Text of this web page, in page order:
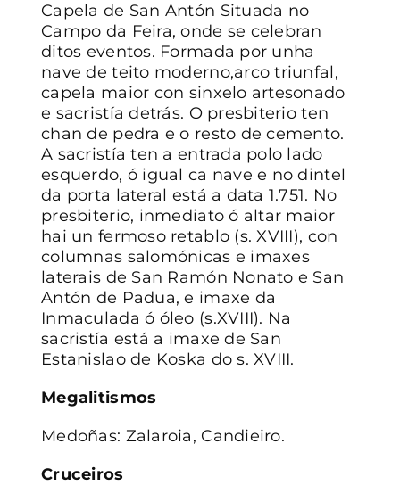
Capela de San Antón Situada no
Campo da Feira, onde se celebran
ditos eventos. Formada por unha
nave de teito moderno,arco triunfal,
capela maior con sinxelo artesonado
e sacristía detrás. O presbiterio ten
chan de pedra e o resto de cemento.
A sacristía ten a entrada polo lado
esquerdo, ó igual ca nave e no dintel
da porta lateral está a data 1.751. No
presbiterio, inmediato ó altar maior
hai un fermoso retablo (s. XVIII), con
columnas salomónicas e imaxes
laterais de San Ramón Nonato e San
Antón de Padua, e imaxe da
Inmaculada ó óleo (s.XVIII). Na
sacristía está a imaxe de San
Estanislao de Koska do s. XVIII.
Megalitismos
Medoñas: Zalaroia, Candieiro.
Cruceiros